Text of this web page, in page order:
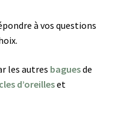
à vos questions
les autres baguesde
d’oreilleset